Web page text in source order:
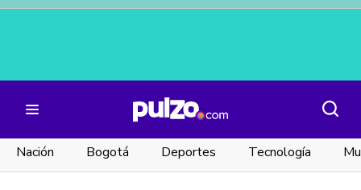
Nación Bogotá Deportes Tecnología